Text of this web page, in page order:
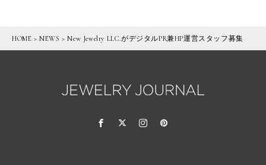
HOME >NEWS >New Jewelry LLC.がデジタルPR兼HP運営スタッフ募集